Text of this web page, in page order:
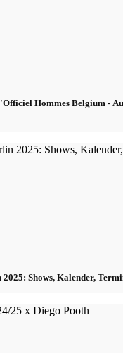
Hommes Belgium -
Shows, Kalender,